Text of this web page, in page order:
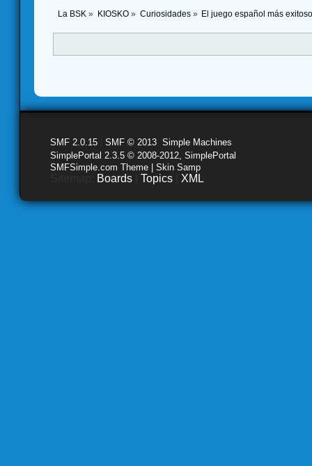
La BSK » KIOSKO» Curiosidades» El juego español más
SMF 2.0.15 SMF © 2013 Simple Machines
SimplePortal 2.3.5 © 2008-2012, SimplePortal
SMFSimple.com Theme | Skin Samp
Boards Topics XML